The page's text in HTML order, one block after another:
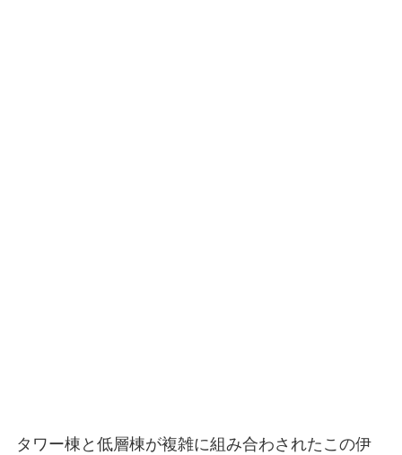
タワー棟と低層棟が複雑に組み合わされたこの伊